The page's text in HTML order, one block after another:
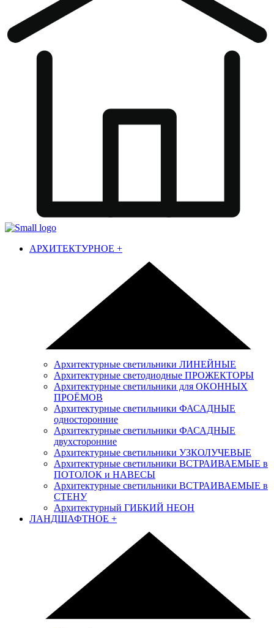
АРХИТЕКТУРНОЕ +
Архитектурные светильники ЛИНЕЙНЫЕ
Архитектурные светодиодные ПРОЖЕКТОРЫ
Архитектурные светильники для ОКОННЫХ
ПРОЁМОВ
Архитектурные светильники ФАСАДНЫЕ
односторонние
Архитектурные светильники ФАСАДНЫЕ
двухсторонние
Архитектурные светильники УЗКОЛУЧЕВЫЕ
Архитектурные светильники ВСТРАИВАЕМЫЕ в
ПОТОЛОК и НАВЕСЫ
Архитектурные светильники ВСТРАИВАЕМЫЕ в
СТЕНУ
Архитектурный ГИБКИЙ НЕОН
ЛАНДШАФТНОЕ +